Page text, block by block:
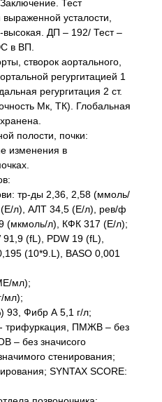
Тест
усталости,
высокая. ДП – 192/ Тест –
в ВП.
створок аортального,
регургитацией 1
регургитация 2 ст.
Мк, ТК). Глобальная
полости, почки:
изменения в
тр-ды 2,36, 2,58 (ммоль/
л), АЛТ 34,5 (Е/л), рев/ф
(мкмоль/л), КФК 317 (Е/л);
(fL), PDW 19 (fL),
(10*9.L), BASO 0,001
мл);
мл);
93, Фибр А 5,1 г/л;
трифуркация, ПМЖВ – без
– без значисого
стенирования;
SYNTAX SCORE: